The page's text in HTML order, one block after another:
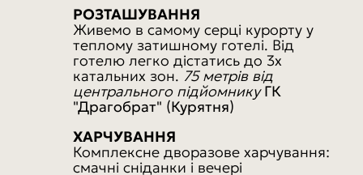
РОЗТАШУВАННЯ
Живемо в самому серці курорту у
теплому затишному готелі. Від
готелю легко дістатись до 3х
катальних зон. 75 метрів від
центрального підйомникуГК
"Драгобрат" (Курятня)
ХАРЧУВАННЯ
Комплексне дворазове харчування:
смачні сніданки і вечері
Для бронювання достатньо авансу 2000 грн,
залишок – у день заселення в готель.При
об'єднанні заїздів знижка " мінус 1000 грн/люд".
ЦІНА ВКАЗАНА ЗА 1 ЛЮДИНУ + КВИТКИ НА
ПОТЯГ оплачуються окремо
з Одеси/Дніпра/Києва:
плацкарт/купе +1000/1900 грн
- ЩО ВКЛЮЧЕНО У ВАРТІСТЬ ТУРУ?
→ ТИЦЯЙ ТУТ
- ЯК ЗАБРОНЮВАТИ ТА УМОВИ ПОВЕРНЕННЯ
→ ТИЦЯЙ ТУТ